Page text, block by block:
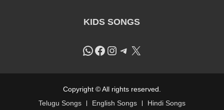
KIDS SONGS
WhatsApp
Facebook
Instagram
Telegram
X
Copyright © All rights reserved.
Telugu Songs
English Songs Hindi Songs